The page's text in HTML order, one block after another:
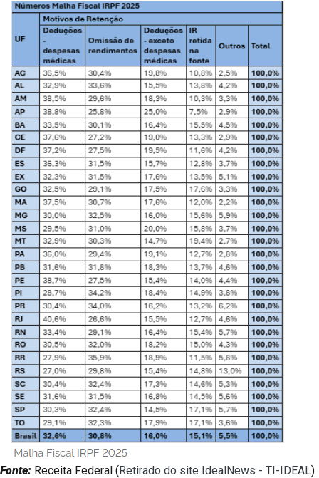
Fonte: Receita Federal (Retirado do site IdealNews - TI-IDEAL)